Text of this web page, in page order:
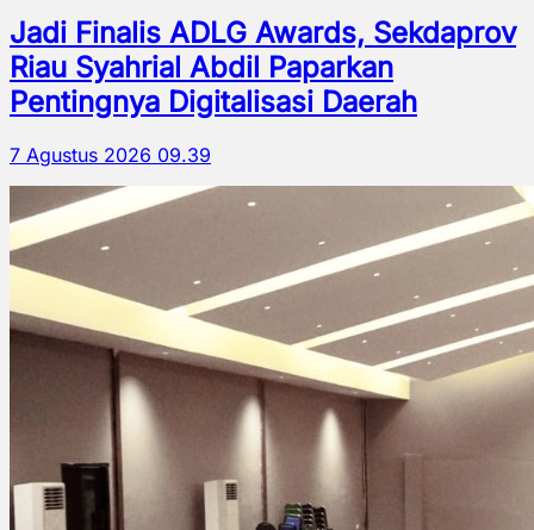
Jadi Finalis ADLG Awards, Sekdaprov
Riau Syahrial Abdil Paparkan
Pentingnya Digitalisasi Daerah
7 Agustus 2026 09.39